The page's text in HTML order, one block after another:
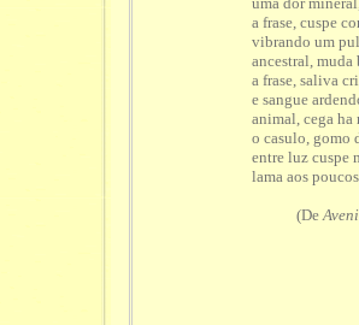
a frase, cuspe
vibrando um
ancestral,
a frase, saliva
e sangue
animal, cega
o casulo, gomo
entre luz cuspe
lama aos
(De